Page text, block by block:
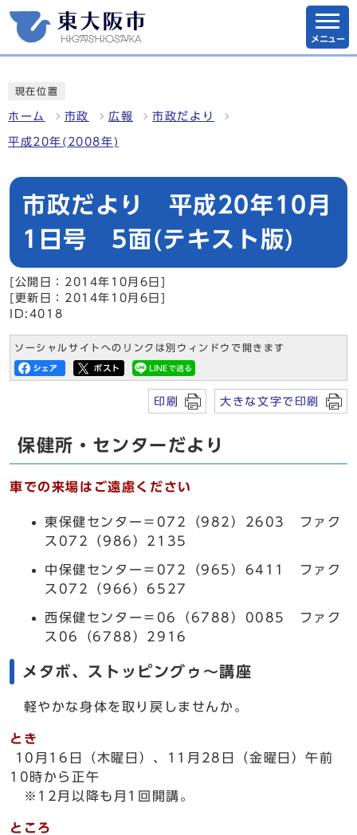
メニュー
現在位置
ホーム 市政 広報 市政だより
平成20年(2008年)
市政だより 平成20年10月
1日号 5面(テキスト版)
[公開日：2014年10月6日]
[更新日：2014年10月6日]
ID:4018
ソーシャルサイトへのリンクは別ウィンドウで開きます
印刷 大きな文字で印刷
保健所・センターだより
車での来場はご遠慮ください
東保健センター＝072（982）2603 ファク
ス072（986）2135
中保健センター＝072（965）6411 ファク
ス072（966）6527
西保健センター＝06（6788）0085 ファク
ス06（6788）2916
メタボ、ストッピングゥ～講座
軽やかな身体を取り戻しませんか。
とき
10月16日（木曜日）、11月28日（金曜日）午前
10時から正午
※12月以降も月1回開講。
ところ